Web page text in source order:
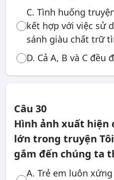
C. Tình huống
kết hợp với việc sử
sánh giàu chất trữ
D. Cả A, B và C đều
Câu 30
Hình ảnh xuất
lớn trong truyện
gắm đến chúng ta
A. Trẻ em luôn